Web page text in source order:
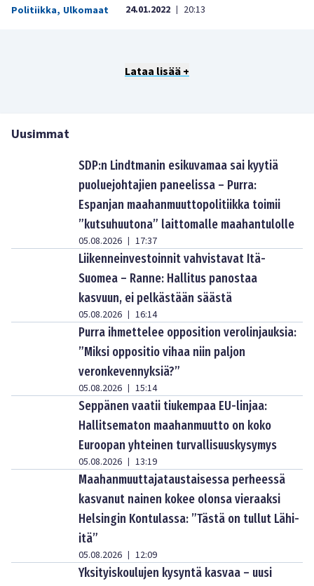
Politiikka, Ulkomaat 24.01.2022 | 20:13
Lataa lisää +
Uusimmat
SDP:n Lindtmanin esikuvamaa sai kyytiä
puoluejohtajien paneelissa – Purra:
Espanjan maahanmuuttopolitiikka toimii
”kutsuhuutona” laittomalle maahantulolle
05.08.2026 | 17:37
Liikenneinvestoinnit vahvistavat Itä-
Suomea – Ranne: Hallitus panostaa
kasvuun, ei pelkästään säästä
05.08.2026 | 16:14
Purra ihmettelee opposition verolinjauksia:
”Miksi oppositio vihaa niin paljon
veronkevennyksiä?”
05.08.2026 | 15:14
Seppänen vaatii tiukempaa EU-linjaa:
Hallitsematon maahanmuutto on koko
Euroopan yhteinen turvallisuuskysymys
05.08.2026 | 13:19
Maahanmuuttajataustaisessa perheessä
kasvanut nainen kokee olonsa vieraaksi
Helsingin Kontulassa: ”Tästä on tullut Lähi-
itä”
05.08.2026 | 12:09
Yksityiskoulujen kysyntä kasvaa – uusi